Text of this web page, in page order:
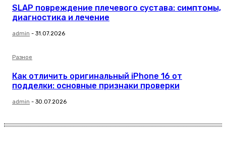
SLAP повреждение плечевого сустава: симптомы,
диагностика и лечение
admin - 31.07.2026
Разное
Как отличить оригинальный iPhone 16 от
подделки: основные признаки проверки
admin - 30.07.2026